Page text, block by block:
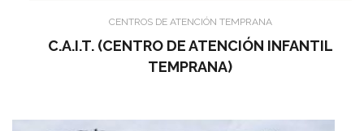
CENTROS DE ATENCIÓN TEMPRANA
C.A.I.T. (CENTRO DE ATENCIÓN INFANTIL
TEMPRANA)